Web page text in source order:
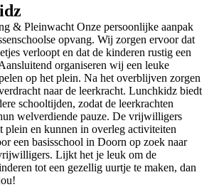
& Pleinwacht Onze persoonlijke aanpak
opvang. Wij zorgen ervoor dat
verloopt en dat de kinderen rustig een
organiseren wij een leuke
op het plein. Na het overblijven zorgen
naar de leerkracht. Lunchkidz biedt
schooltijden, zodat de leerkrachten
welverdiende pauze. De vrijwilligers
plein en kunnen in overleg activiteiten
een basisschool in Doorn op zoek naar
Lijkt het je leuk om de
tot een gezellig uurtje te maken, dan